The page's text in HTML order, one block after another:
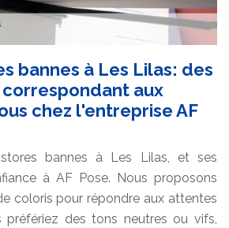
bannes à Les Lilas: des
aux
chez l'entreprise AF
bannes à Les Lilas, et ses
à AF Pose. Nous proposons
coloris pour répondre aux attentes
préfériez des tons neutres ou vifs,